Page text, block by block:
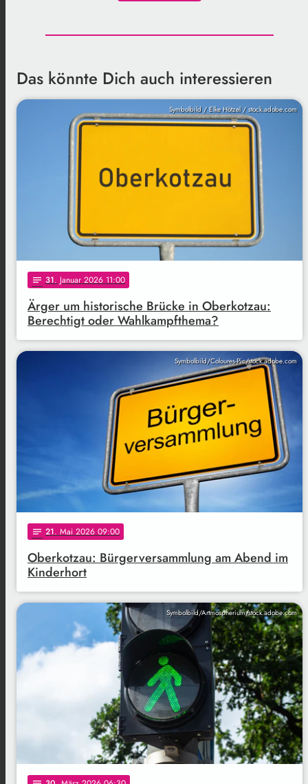
Das könnte Dich auch interessieren
Symbolbild / Elke Hötzel / stock.adobe.com
notes 31. Januar 2026 11:00
Ärger um historische Brücke in Oberkotzau:
Berechtigt oder Wahlkampfthema?
Symbolbild/Coloures-Pic/stock.adobe.com
notes 21. Mai 2026 09:00
Oberkotzau: Bürgerversammlung am Abend im
Kinderhort
Symbolbild/Artmospherium/stock.adobe.com